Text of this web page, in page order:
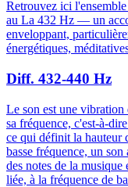
Retrouvez ici
au La 432 Hz — un
enveloppant,
énergétiques,
Diff. 432-440 Hz
Le son est une vibration
sa fréquence, c'est-à-
ce qui définit la hauteur
basse fréquence, un
des notes de la
liée, à la fréquence de